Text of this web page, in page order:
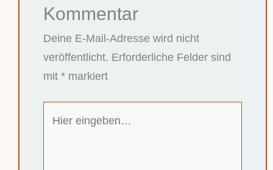
Kommentar
Deine E-Mail-Adresse wird nicht
veröffentlicht. Erforderliche Felder sind
mit *markiert
eingeben…